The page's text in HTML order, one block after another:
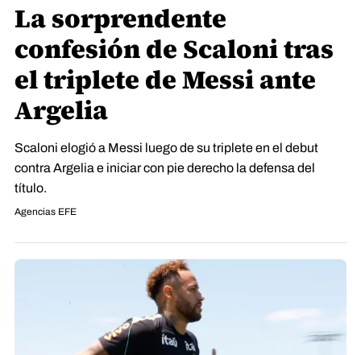
La sorprendente
confesión de Scaloni tras
el triplete de Messi ante
Argelia
Scaloni elogió a Messi luego de su triplete en el debut
contra Argelia e iniciar con pie derecho la defensa del
título.
Agencias EFE